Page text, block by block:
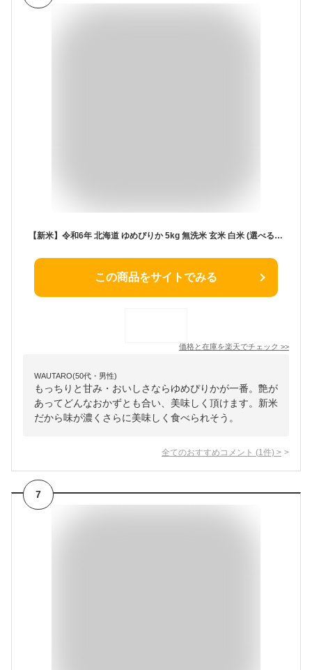
【新米】令和6年 北海道 ゆめぴりか 5kg 無洗米 玄米 白米 (選べる3種類) 減農薬米 (農薬使用量は全国平均の半分以下) 送料無料瞬間精米(7日以内に精米)新米 ポリ袋 紙袋 北海道産 米 お米 放射能検査済み
この商品をサイトでみる
価格と在庫を楽天でチェック >>
WAUTARO(50代・男性)
もっちりと甘み・おいしさならゆめぴりかが一番。艶が
あってどんなおかずとも合い、美味しく頂けます。新米
だから味が濃くさらに美味しく食べられそう。
全てのおすすめコメント (1 件) >
7